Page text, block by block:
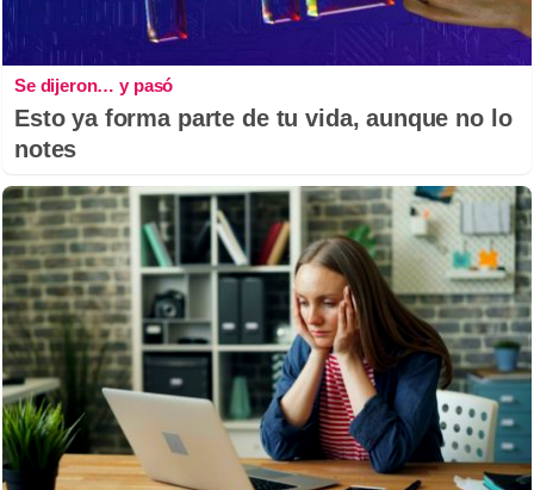
Se dijeron… y pasó
Esto ya forma parte de tu vida, aunque no lo
notes